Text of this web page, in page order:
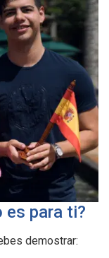
es para ti?
demostrar: